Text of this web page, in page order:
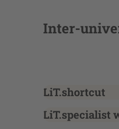
Inter-
LiT.shortcut
LiT.specialist